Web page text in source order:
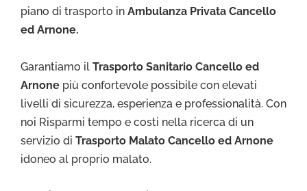
piano di trasporto in Ambulanza Privata Cancello
ed Arnone.
Garantiamo il Trasporto Sanitario Cancello ed
Arnone più confortevole possibile con elevati
livelli di sicurezza, esperienza e professionalità. Con
noi Risparmi tempo e costi nella ricerca di un
servizio di Trasporto Malato Cancello ed Arnone
idoneo al proprio malato.